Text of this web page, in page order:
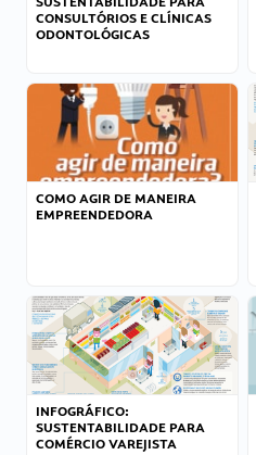
CONSULTÓRIOS E CLÍNICAS
ODONTOLÓGICAS
COMO AGIR DE MANEIRA
EMPREENDEDORA
INFOGRÁFICO:
SUSTENTABILIDADE PARA
COMÉRCIO VAREJISTA